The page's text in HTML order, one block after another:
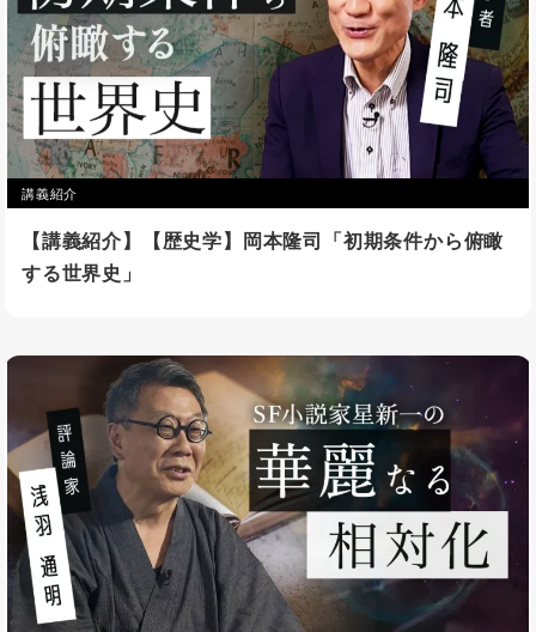
講義紹介
【講義紹介】【歴史学】岡本隆司「初期条件から俯瞰
する世界史」